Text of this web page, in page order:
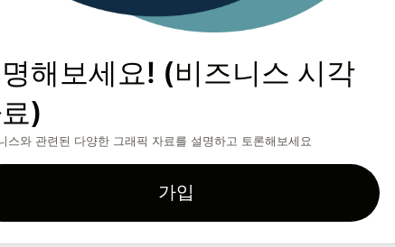
해보세요! (비즈니스 시각
)
스와 관련된 다양한 그래픽 자료를 설명하고 토론해보세요
가입